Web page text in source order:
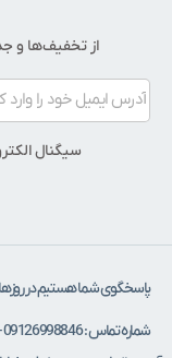
از تخفیف‌ها و
سیگنال
پاسخگوی شما هستیم در روزهای
شماره تماس : 09126998846 - 02166707430 - 09122046824